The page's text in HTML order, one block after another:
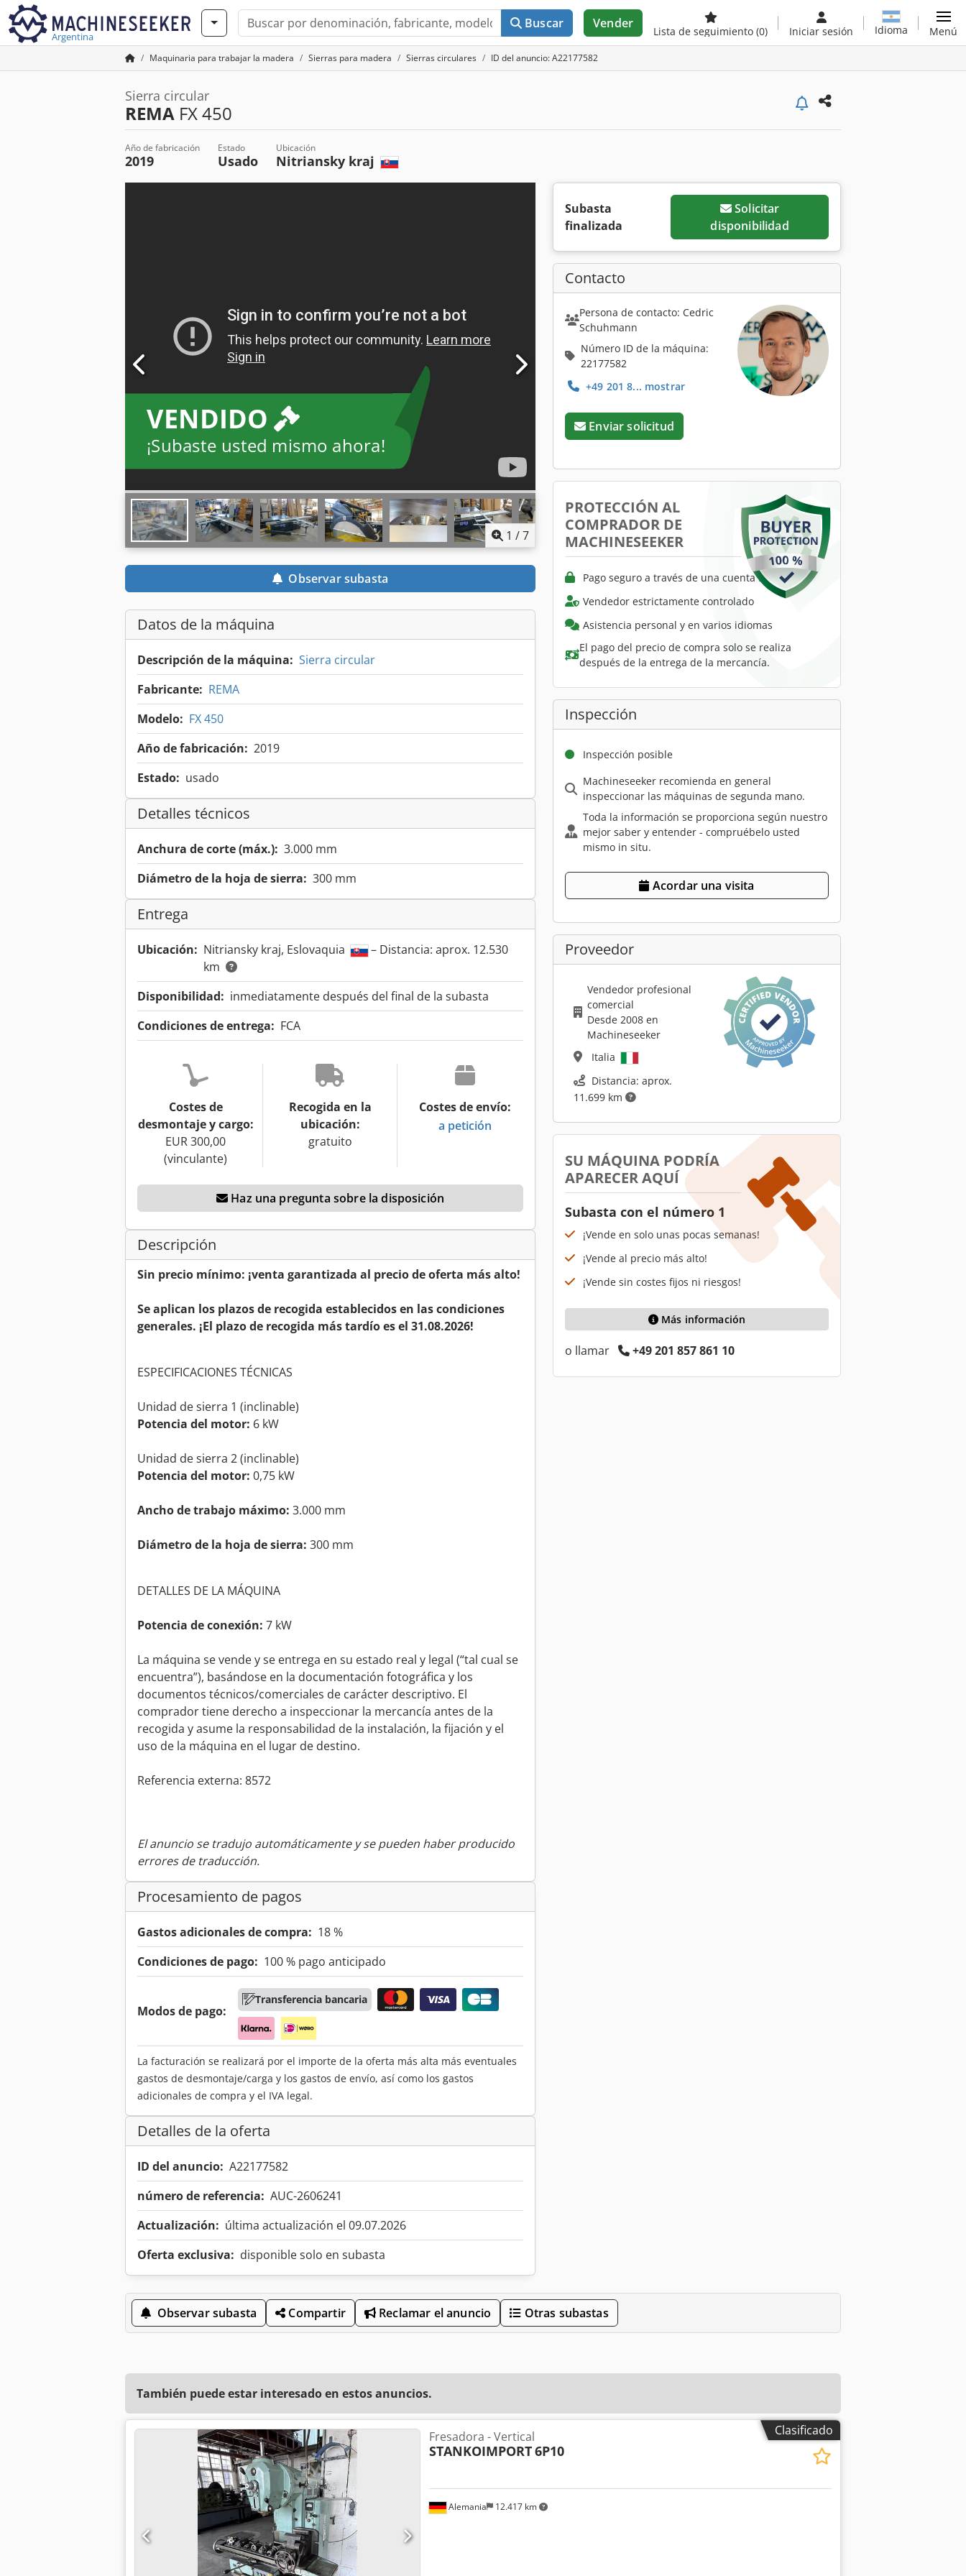
Argentina
Buscar Vender
Lista de seguimiento (0) Iniciar sesión Idioma Menú
Maquinaria para trabajar la madera Sierras para madera Sierras circulares ID del anuncio: A22177582
Sierra circular
REMA FX 450
Año de fabricación
2019
Estado
Usado
Ubicación
Nitriansky kraj
VENDIDO
¡Subaste usted mismo ahora!
1 /7
Observar subasta
Datos de la máquina
Descripción de la máquina: Sierra circular
Fabricante: REMA
Modelo: FX 450
Año de fabricación: 2019
Estado: usado
Detalles técnicos
Anchura de corte (máx.): 3.000 mm
Diámetro de la hoja de sierra: 300 mm
Entrega
Ubicación: Nitriansky kraj, Eslovaquia
– Distancia: aprox. 12.530
km
Disponibilidad: inmediatamente después del final de la subasta
Condiciones de entrega: FCA
Costes de
desmontaje y cargo:
EUR 300,00
(vinculante)
Recogida en la
ubicación:
gratuito
Costes de envío:
a petición
Haz una pregunta sobre la disposición
Descripción
Sin precio mínimo: ¡venta garantizada al precio de oferta más alto!
Se aplican los plazos de recogida establecidos en las condiciones
generales. ¡El plazo de recogida más tardío es el 31.08.2026!
ESPECIFICACIONES TÉCNICAS
Unidad de sierra 1 (inclinable)
Potencia del motor: 6 kW
Unidad de sierra 2 (inclinable)
Potencia del motor: 0,75 kW
Ancho de trabajo máximo: 3.000 mm
Diámetro de la hoja de sierra: 300 mm
DETALLES DE LA MÁQUINA
Potencia de conexión: 7 kW
La máquina se vende y se entrega en su estado real y legal (“tal cual se
encuentra”), basándose en la documentación fotográfica y los
documentos técnicos/comerciales de carácter descriptivo. El
comprador tiene derecho a inspeccionar la mercancía antes de la
recogida y asume la responsabilidad de la instalación, la fijación y el
uso de la máquina en el lugar de destino.
Referencia externa: 8572
El anuncio se tradujo automáticamente y se pueden haber producido
errores de traducción.
Procesamiento de pagos
Gastos adicionales de compra: 18 %
Condiciones de pago: 100 % pago anticipado
Modos de pago:
Transferencia bancaria
La facturación se realizará por el importe de la oferta más alta más eventuales
gastos de desmontaje/carga y los gastos de envío, así como los gastos
adicionales de compra y el IVA legal.
Detalles de la oferta
ID del anuncio: A22177582
número de referencia: AUC-2606241
Actualización: última actualización el 09.07.2026
Oferta exclusiva: disponible solo en subasta
Subasta
finalizada
Solicitar
disponibilidad
Contacto
Persona de contacto: Cedric
Schuhmann
Número ID de la máquina:
22177582
+49 201 8... mostrar
Enviar solicitud
PROTECCIÓN AL
COMPRADOR DE
MACHINESEEKER
Pago seguro a través de una cuenta fiduciaria
Vendedor estrictamente controlado
Asistencia personal y en varios idiomas
El pago del precio de compra solo se realiza
después de la entrega de la mercancía.
Inspección
Inspección posible
Machineseeker recomienda en general
inspeccionar las máquinas de segunda mano.
Toda la información se proporciona según nuestro
mejor saber y entender - compruébelo usted
mismo in situ.
Acordar una visita
Proveedor
Vendedor profesional
comercial
Desde 2008 en
Machineseeker
Italia
Distancia: aprox.
11.699 km
SU MÁQUINA PODRÍA
APARECER AQUÍ
Subasta con el número 1
¡Vende en solo unas pocas semanas!
¡Vende al precio más alto!
¡Vende sin costes fijos ni riesgos!
Más información
o llamar +49 201 857 861 10
Observar subasta Compartir Reclamar el anuncio Otras subastas
También puede estar interesado en estos anuncios.
Clasificado
Alemania 12.417 km
Fresadora - Vertical
STANKOIMPORT6P10